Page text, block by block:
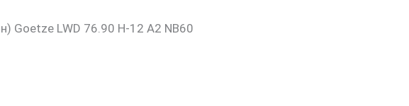
Goetze LWD 76.90 H-12 A2 NB60